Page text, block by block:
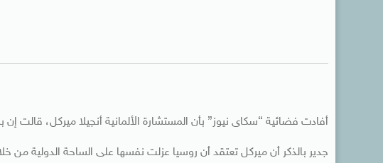
أفادت فضائية “سكاى نيوز” بأن المستشارة الألمانية أنجيلا ميركل، قالت
جدير بالذكر أن ميركل تعتقد أن روسيا عزلت نفسها على الساحة الدولية من